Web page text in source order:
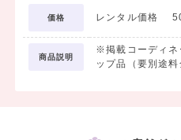
価格 レンタル価格
商品説明
※掲載コーディネ
ップ品（要別途